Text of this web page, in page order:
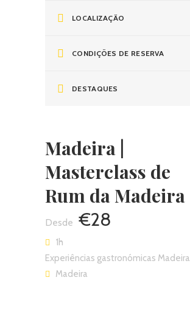
LOCALIZAÇÃO
CONDIÇÕES DE RESERVA
DESTAQUES
Madeira |
Masterclass de
Rum da Madeira
€28
1h
Experiências gastronómicas Madeira
Madeira